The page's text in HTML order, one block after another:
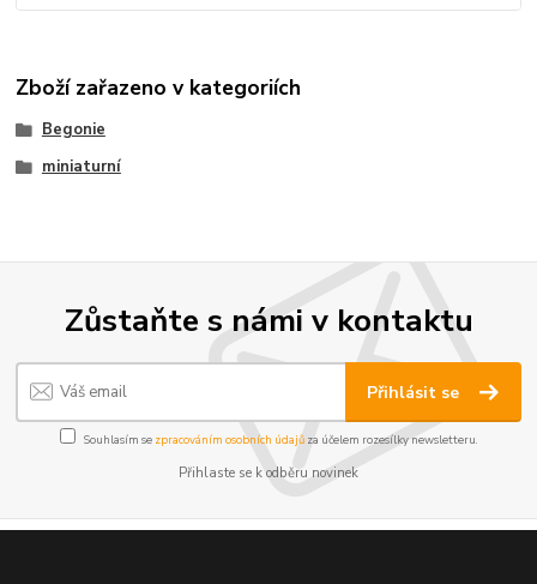
Zboží zařazeno v kategoriích
Begonie
miniaturní
Zůstaňte s námi v kontaktu
Přihlásit se
Souhlasím se zpracováním osobních údajůza účelem rozesílky newsletteru.
Přihlaste se k odběru novinek